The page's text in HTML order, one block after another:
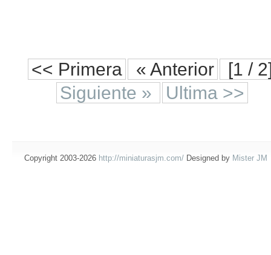
<< Primera « Anterior
[1 /
Siguiente »
Ultima >>
Copyright 2003-2026 http://miniaturasjm.com/ Designed by Mister JM